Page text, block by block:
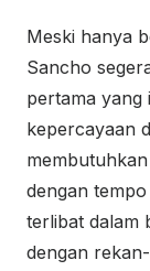
Meski hanya
Sancho
pertama yang
kepercayaan
dengan
terlibat dalam
dengan